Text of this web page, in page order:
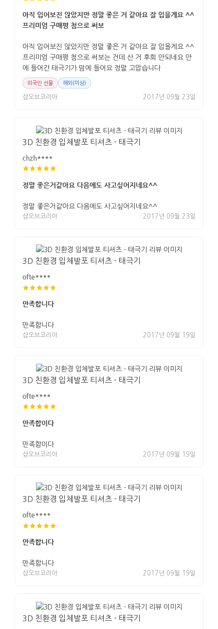
아직 입어보진 않았지만 정말 좋은 거 같아요 잘 입을게요 ^^
프리미엄 구매평 첨으로 써보
아직 입어보진 않았지만 정말 좋은 거 같아요 잘 입을게요 ^^
프리미엄 구매평 첨으로 써보는 건데 산 거 후회 안되네요 안
에 들어간 태극기가 맘에 들어요 정말 고맙습니다
외국인 선물 해외(미상)
샵오브코리아 2017년 09월 23일
3D 친환경 입체발포 티셔츠 - 태극기
chzh****
정말 좋은거같아요 다음에도 사고싶어지네요^^
정말 좋은거같아요 다음에도 사고싶어지네요^^
샵오브코리아 2017년 09월 23일
3D 친환경 입체발포 티셔츠 - 태극기
ofte****
만족합니다
만족합니다
샵오브코리아 2017년 09월 19일
3D 친환경 입체발포 티셔츠 - 태극기
ofte****
만족합이다
만족합이다
샵오브코리아 2017년 09월 19일
3D 친환경 입체발포 티셔츠 - 태극기
ofte****
만족합니다
만족합니다
샵오브코리아 2017년 09월 19일
3D 친환경 입체발포 티셔츠 - 태극기